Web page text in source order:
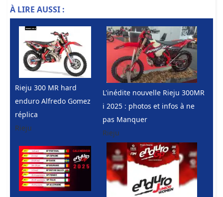
À LIRE AUSSI :
Rieju 300 MR hard
enduro Alfredo Gomez
réplica
Rieju
L'inédite nouvelle Rieju 300MR
i 2025 : photos et infos à ne
pas Manquer
Rieju